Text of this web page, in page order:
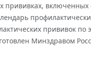
прививках, включенных
прививок по
Минздравом